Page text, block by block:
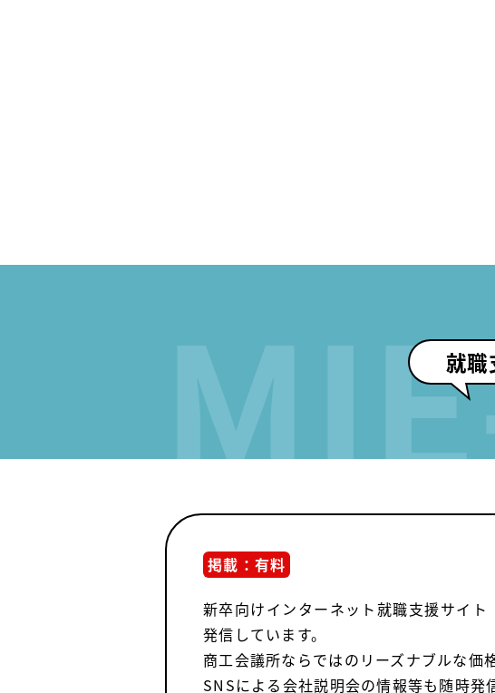
就職
掲載：有料
新卒向けインターネット就職支援サイ
発信しています。
商工会議所ならではのリーズナブルな価
SNSによる会社説明会の情報等も随時発